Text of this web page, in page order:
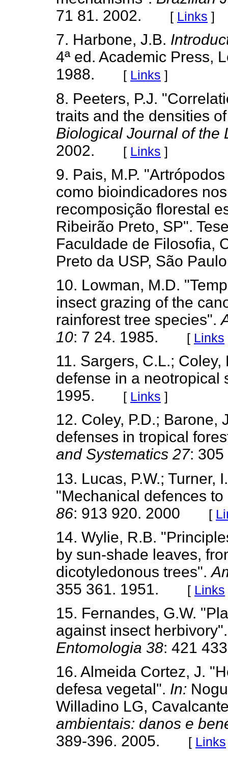
71 81. 2002. [ Links ]
7. Harbone, J.B.
4ª ed. Academic Press,
1988. [ Links ]
8. Peeters, P.J.
traits and the densities
Biological Journal of the
2002. [ Links ]
9. Pais, M.P.
como bioindicadores
recomposição florestal
Ribeirão Preto, SP".
Faculdade de Filosofia,
Preto da USP, São
10. Lowman, M.D.
insect grazing of the
rainforest tree species".
10: 7 24. 1985. [ Links
11. Sargers, C.L.;
defense in a neotropical
1995. [ Links ]
12. Coley, P.D.; Barone,
defenses in tropical
and Systematics 27: 305
13. Lucas, P.W.; Turner,
"Mechanical defences
86: 913 920. 2000 [
14. Wylie, R.B.
by sun-shade leaves,
dicotyledonous trees".
355 361. 1951. [ Links
15. Fernandes, G.W.
against insect
Entomologia 38: 421
16. Almeida Cortez, J.
defesa vegetal". In:
Willadino LG,
ambientais: danos e
389-396. 2005. [ Links